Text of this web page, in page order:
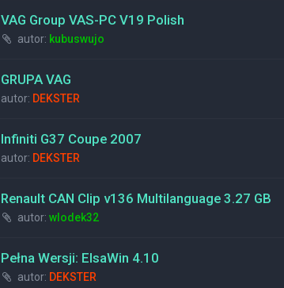
VAG Group VAS-PC V19 Polish
autor: kubuswujo
GRUPA VAG
autor: DEKSTER
Infiniti G37 Coupe 2007
autor: DEKSTER
Renault CAN Clip v136 Multilanguage 3.27 GB
autor: wlodek32
Pełna Wersji: ElsaWin 4.10
autor: DEKSTER